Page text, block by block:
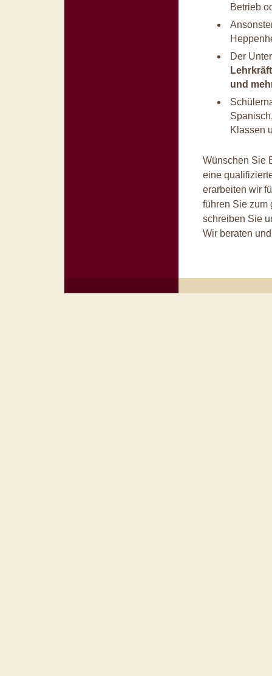
Betrieb
Der
und
Klassen
Wünschen Sie
eine
erarbeiten wir
führen Sie zum
schreiben Sie
Wir beraten